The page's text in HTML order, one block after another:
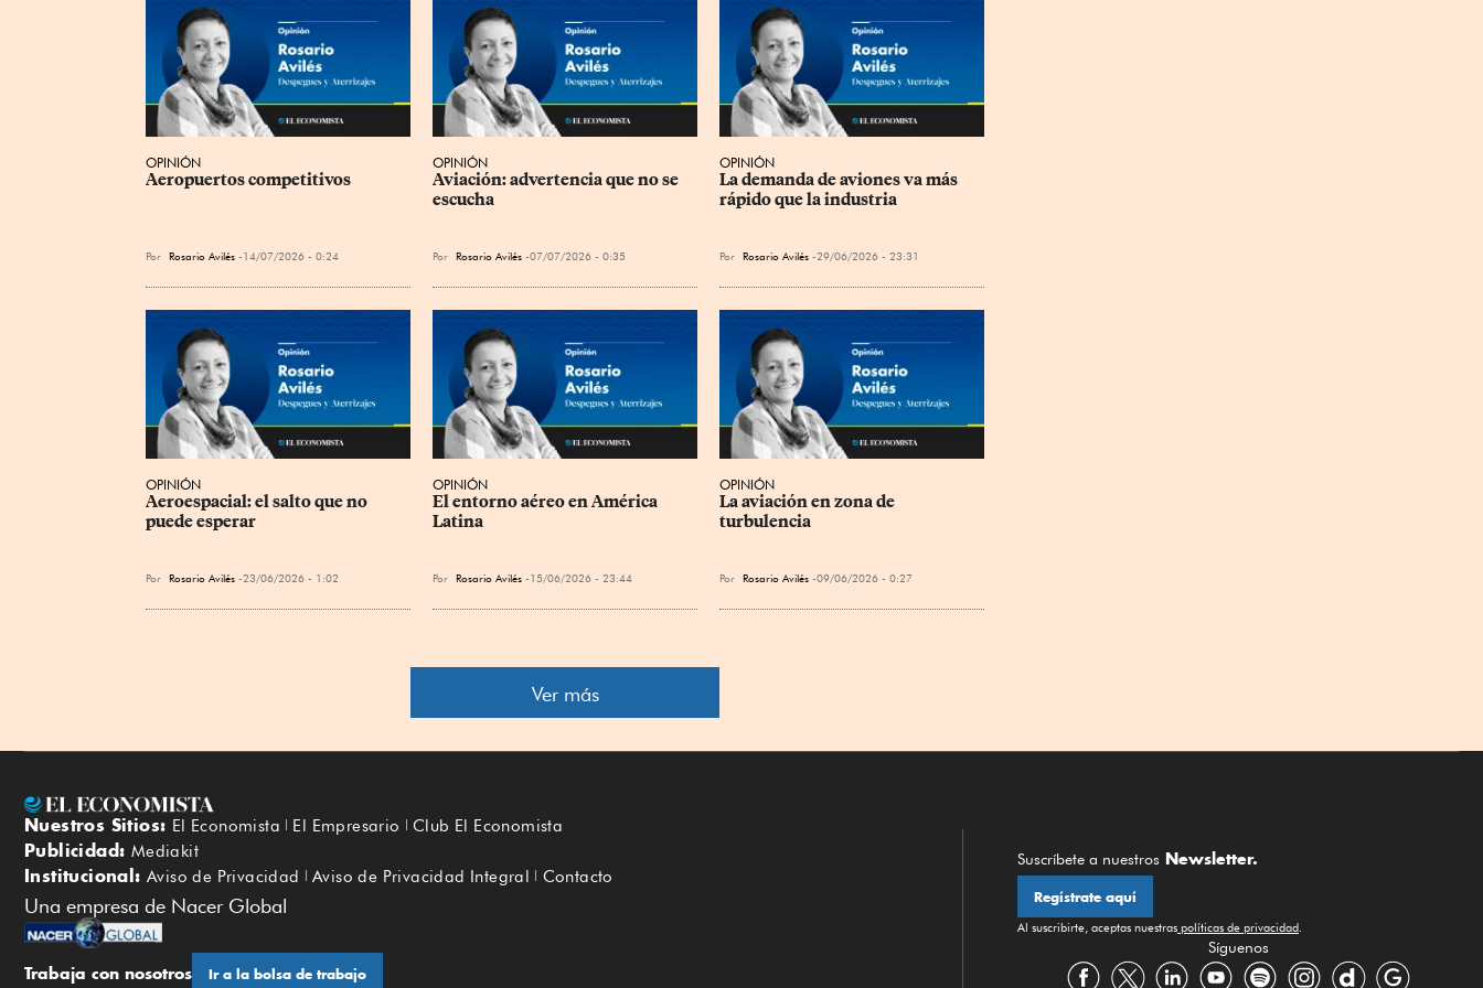
OPINIÓN
Aeropuertos competitivos
Por Rosario Avilés 14/07/2026 - 0:24
OPINIÓN
Aviación: advertencia que no se
escucha
Por Rosario Avilés 07/07/2026 - 0:35
OPINIÓN
La demanda de aviones va más
rápido que la industria
Por Rosario Avilés 29/06/2026 - 23:31
OPINIÓN
Aeroespacial: el salto que no
puede esperar
Por Rosario Avilés 23/06/2026 - 1:02
OPINIÓN
El entorno aéreo en América
Latina
Por Rosario Avilés 15/06/2026 - 23:44
OPINIÓN
La aviación en zona de
turbulencia
Por Rosario Avilés 09/06/2026 - 0:27
Ver más
Nuestros Sitios: El Economista El Empresario Club El Economista
Publicidad: Mediakit
Institucional: Aviso de Privacidad Aviso de Privacidad Integral Contacto
Una empresa de Nacer Global
Trabaja con nosotros Ir a la bolsa de trabajo
Suscríbete a nuestros Newsletter.
Regístrate aquí
Al suscribirte, aceptas nuestras políticas de privacidad
Síguenos